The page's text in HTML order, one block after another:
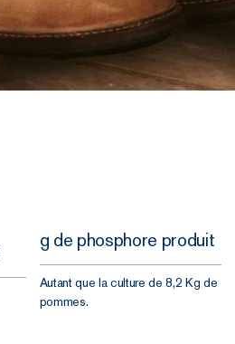
g de phosphore produit
Autant que la culture de 8,2 Kg de
pommes.